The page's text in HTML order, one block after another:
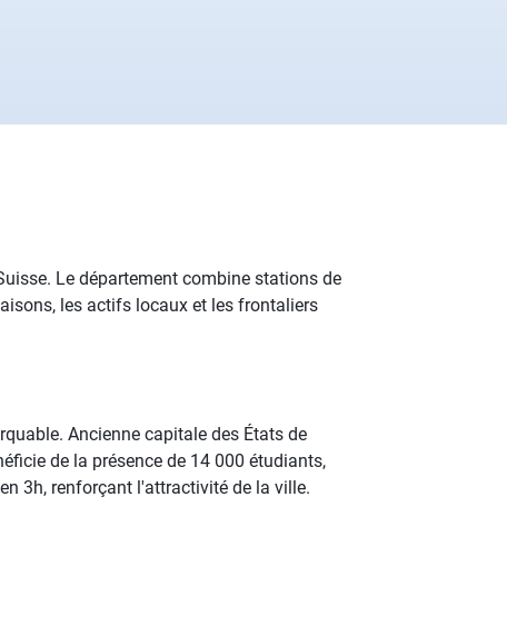
Le département combine stations de
les actifs locaux et les frontaliers
Ancienne capitale des États de
de la présence de 14 000 étudiants,
3h, renforçant l'attractivité de la ville.